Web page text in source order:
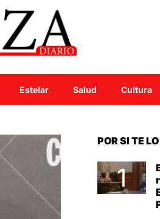
Estelar Salud Cultura
POR SI TE